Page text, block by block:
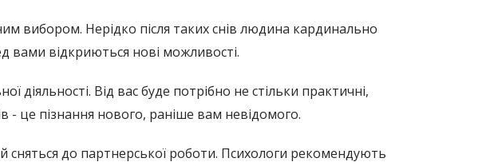
вибором. Нерідко після таких снів людина кардинально
вами відкриються нові можливості.
діяльності. Від вас буде потрібно не стільки практичні,
- це пізнання нового, раніше вам невідомого.
до партнерської роботи. Психологи рекомендують